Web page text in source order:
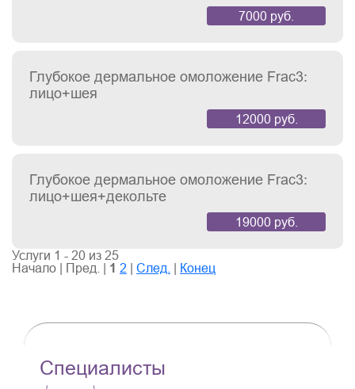
7000 руб.
Глубокое дермальное омоложение Frac3:
лицо+шея
12000 руб.
Глубокое дермальное омоложение Frac3:
лицо+шея+декольте
19000 руб.
Услуги 1 - 20 из 25
Начало | Пред. | 1 2 | След. | Конец
Специалисты